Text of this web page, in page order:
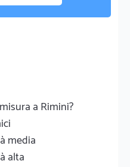
a Rimini?
media
alta